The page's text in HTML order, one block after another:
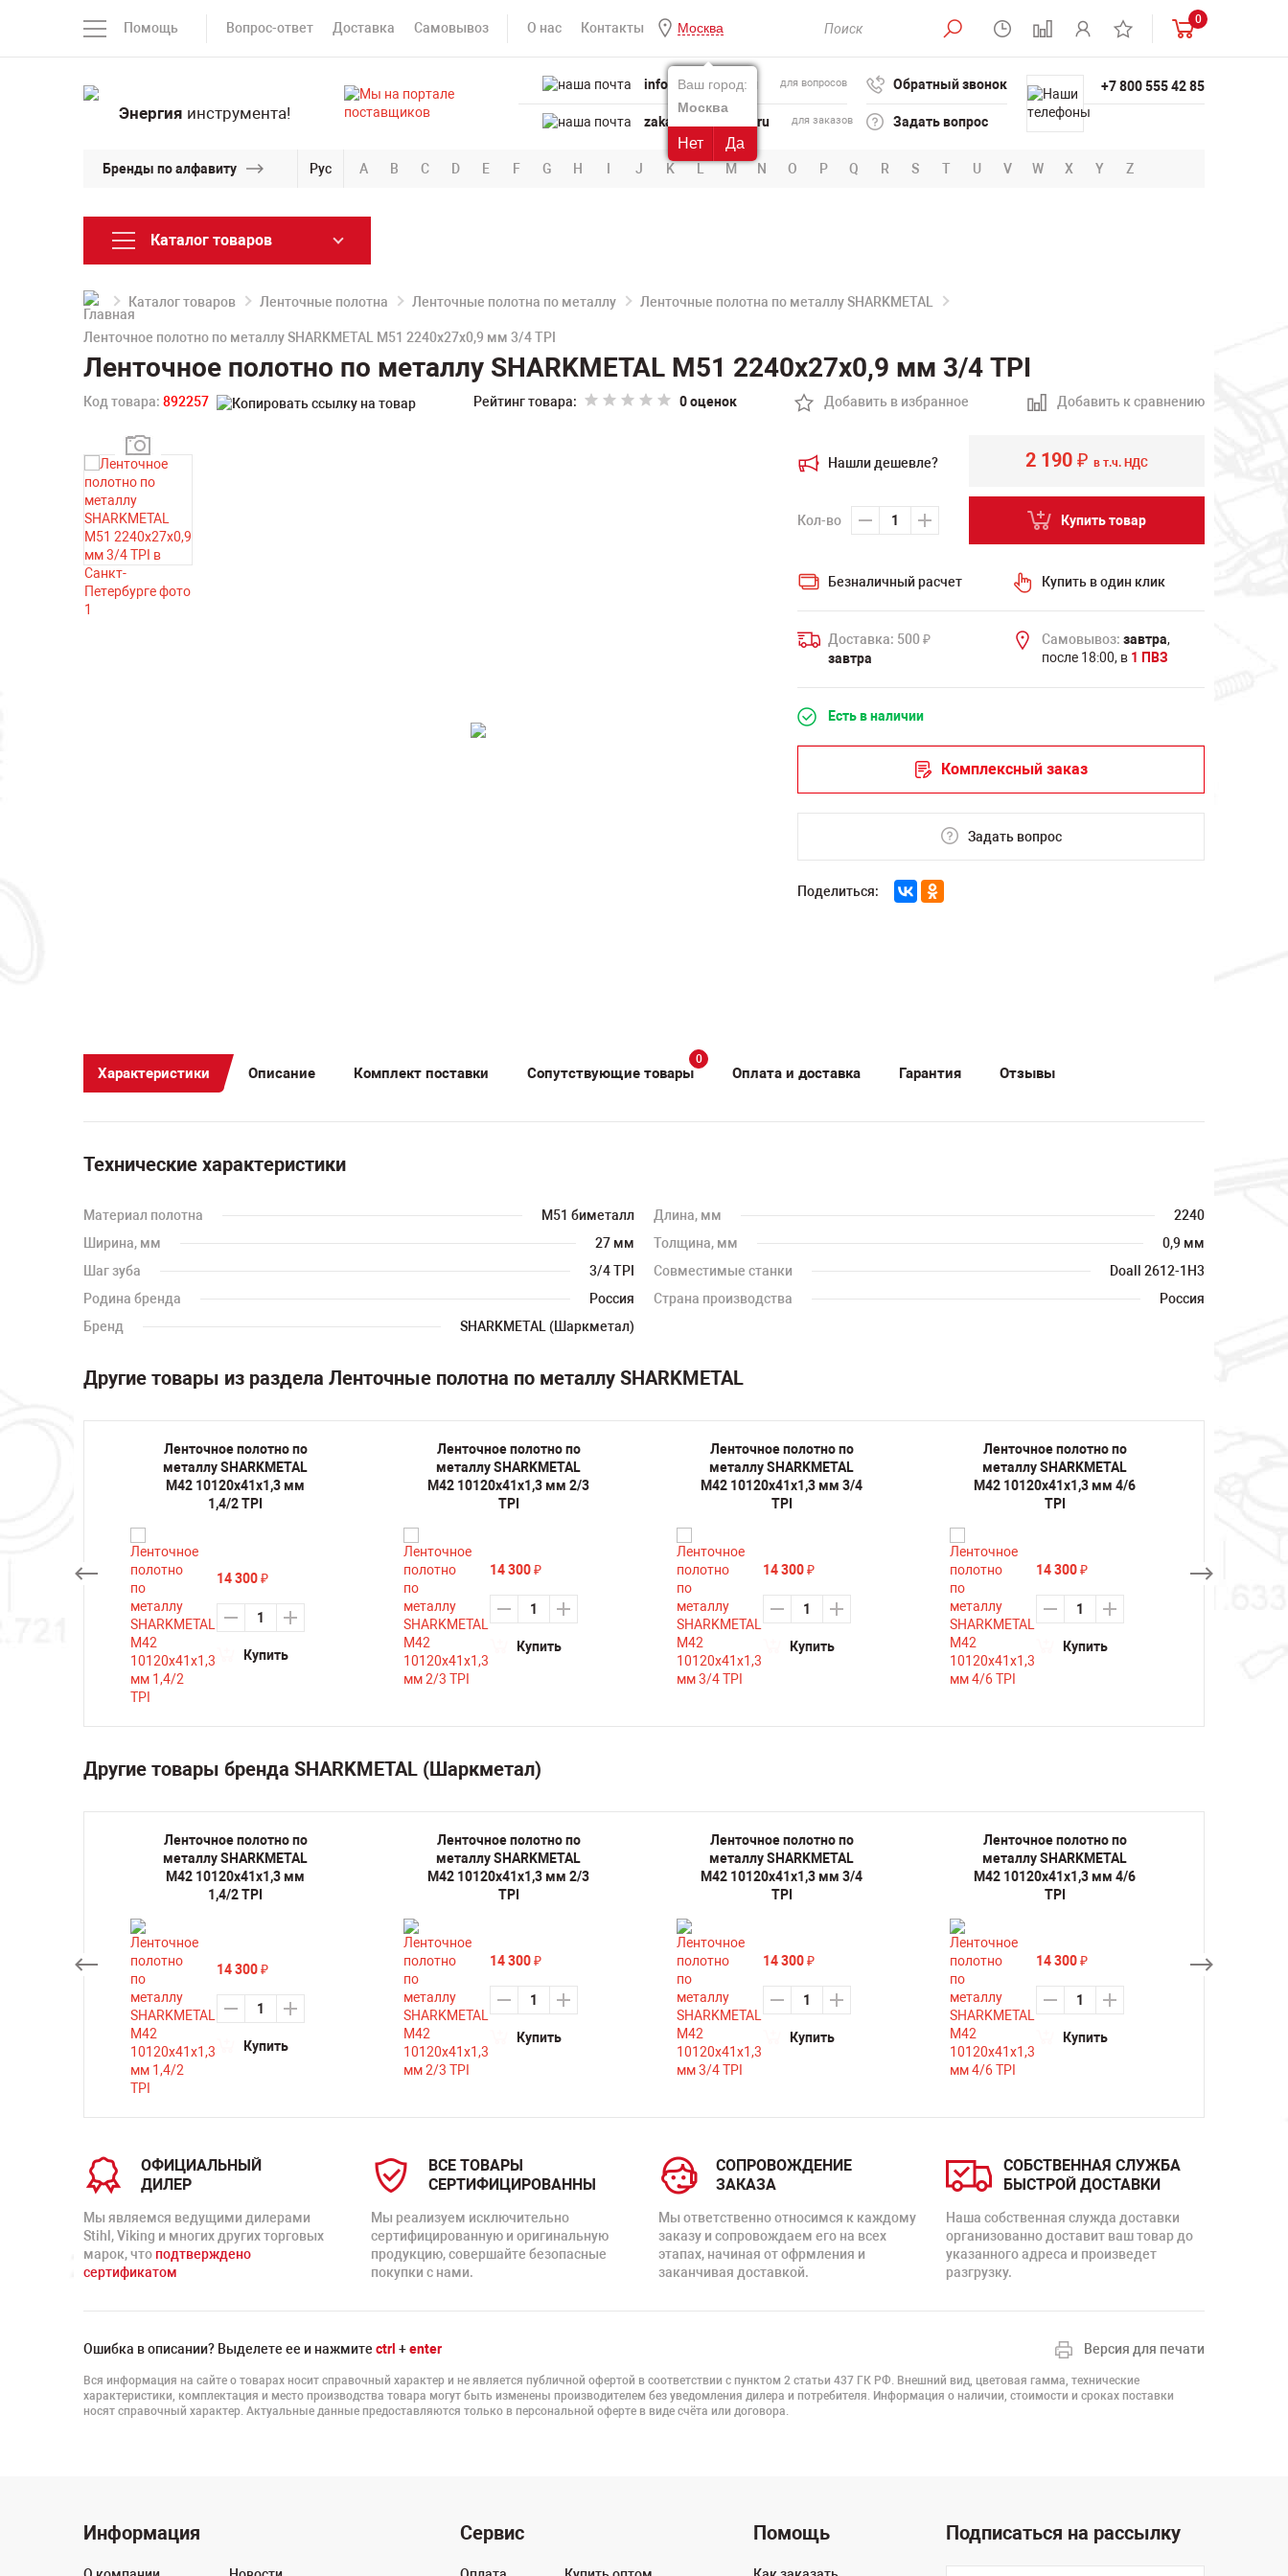
Помощь Вопрос-ответ Доставка Самовывоз О нас Контакты Москва
Ваш город:
Москва
Нет Да
0
Энергия инструмента!
info@powertool.ru для вопросов
zakaz@powertool.ru для заказов
Обратный звонок
Задать вопрос
+7 800 555 42 85
Бренды по алфавиту Рус A B C D E F G H I J K L M N O P Q R S T U V W X Y Z
Каталог товаров
Каталог товаров Ленточные полотна Ленточные полотна по металлу Ленточные полотна по металлу SHARKMETAL
Ленточное полотно по металлу SHARKMETAL M51 2240х27х0,9 мм 3/4 TPI
Ленточное полотно по металлу SHARKMETAL M51 2240х27х0,9 мм 3/4 TPI
Код товара: 892257 Рейтинг товара: 0 оценок Добавить в избранное Добавить к сравнению
Нашли дешевле?
Кол-во
2 190 ₽ в т.ч. НДС
Купить товар
Безналичный расчет Купить в один клик
Доставка: 500 ₽
завтра
Самовывоз: завтра,
после 18:00, в 1 ПВЗ
Есть в наличии
Комплексный заказ
Задать вопрос
Поделиться:
Характеристики Описание Комплект поставки Сопутствующие товары
0
Оплата и доставка Гарантия Отзывы
Технические характеристики
Материал полотна M51 биметалл Длина, мм
2240
Ширина, мм
27 мм Толщина, мм
0,9 мм
Шаг зуба
3/4 TPI Совместимые станки
Doall 2612-1H3
Родина бренда
Россия Страна производства
Россия
Бренд
SHARKMETAL (Шаркметал)
Другие товары из раздела Ленточные полотна по металлу SHARKMETAL
Ленточное полотно по
металлу SHARKMETAL
M42 10120х41х1,3 мм
1,4/2 TPI
14 300 ₽
Купить
Ленточное полотно по
металлу SHARKMETAL
M42 10120х41х1,3 мм 2/3
TPI
14 300 ₽
Купить
Ленточное полотно по
металлу SHARKMETAL
M42 10120х41х1,3 мм 3/4
TPI
14 300 ₽
Купить
Ленточное полотно по
металлу SHARKMETAL
M42 10120х41х1,3 мм 4/6
TPI
14 300 ₽
Купить
Другие товары бренда SHARKMETAL (Шаркметал)
Ленточное полотно по
металлу SHARKMETAL
M42 10120х41х1,3 мм
1,4/2 TPI
14 300 ₽
Купить
Ленточное полотно по
металлу SHARKMETAL
M42 10120х41х1,3 мм 2/3
TPI
14 300 ₽
Купить
Ленточное полотно по
металлу SHARKMETAL
M42 10120х41х1,3 мм 3/4
TPI
14 300 ₽
Купить
Ленточное полотно по
металлу SHARKMETAL
M42 10120х41х1,3 мм 4/6
TPI
14 300 ₽
Купить
ОФИЦИАЛЬНЫЙ
ДИЛЕР
Мы являемся ведущими дилерами
Stihl, Viking и многих других торговых
марок, что подтверждено
сертификатом
ВСЕ ТОВАРЫ
СЕРТИФИЦИРОВАННЫ
Мы реализуем исключительно
сертифицированную и оригинальную
продукцию, совершайте безопасные
покупки с нами.
СОПРОВОЖДЕНИЕ
ЗАКАЗА
Мы ответственно относимся к каждому
заказу и сопровождаем его на всех
этапах, начиная от офрмления и
заканчивая доставкой.
СОБСТВЕННАЯ СЛУЖБА
БЫСТРОЙ ДОСТАВКИ
Наша собственная служда доставки
организованно доставит ваш товар до
указанного адреса и произведет
разгрузку.
Ошибка в описании? Выделете ее и нажмите ctrl +enter Версия для печати
Вся информация на сайте о товарах носит справочный характер и не является публичной офертой в соответствии с пунктом 2 статьи 437 ГК РФ. Внешний вид, цветовая гамма, технические
характеристики, комплектация и место производства товара могут быть изменены производителем без уведомления дилера и потребителя. Информация о наличии, стоимости и сроках поставки
носят справочный характер. Актуальные данные предоставляются только в персональной оферте в виде счёта или договора.
Информация Сервис Помощь Подписаться на рассылку